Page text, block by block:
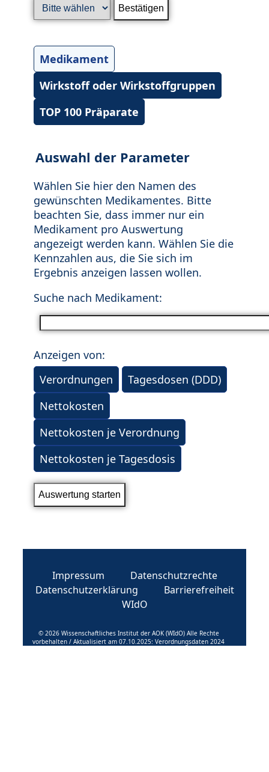
Medikament
Wirkstoff oder Wirkstoffgruppen
TOP 100 Präparate
Auswahl der Parameter
Wählen Sie hier den Namen des
gewünschten Medikamentes. Bitte
beachten Sie, dass immer nur ein
Medikament pro Auswertung
angezeigt werden kann. Wählen Sie die
Kennzahlen aus, die Sie sich im
Ergebnis anzeigen lassen wollen.
Suche nach Medikament:
Anzeigen von:
Verordnungen
Tagesdosen (DDD)
Nettokosten
Nettokosten je Verordnung
Nettokosten je Tagesdosis
Impressum
Datenschutzrechte
Datenschutzerklärung
Barrierefreiheit
WIdO
© 2026 Wissenschaftliches Institut der AOK (WIdO) Alle Rechte
vorbehalten / Aktualisiert am 07.10.2025: Verordnungsdaten 2024